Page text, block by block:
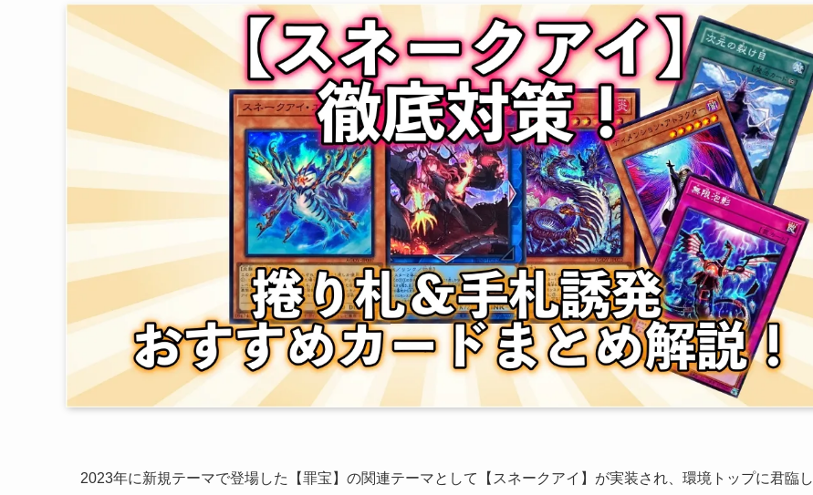
2023年に新規テーマで登場した【罪宝】の関連テーマとして【スネークアイ】が実装され、環境トップに君臨し